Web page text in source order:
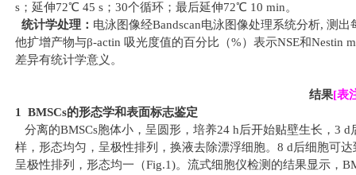
s ；延伸72℃ 45 s ； 30个循环；最后延伸72℃ 10 min。
统计学处理： 电泳图像经Bandscan电泳图像处理系统分析, 测出
他扩增产物与β-actin 吸光度值的百分比（%）表示NSE和Nestin
差异有统计学意义。
结果[表
1 BMSCs的形态学和表面标志鉴定
分离的BMSCs胞体小，呈圆形 ，培养24 h后开始贴壁生长， 3 d
样，形态均匀，呈极性排列，换液去除漂浮细胞。 8 d后细胞可达
呈极性排列，形态均一（Fig.1)。流式细胞仪检测的结果显示，